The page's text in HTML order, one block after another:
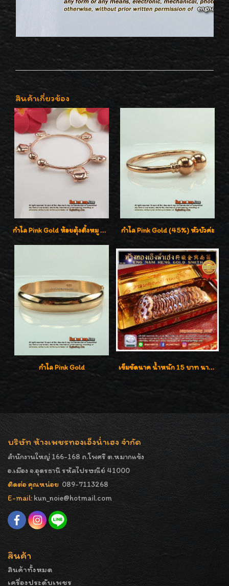
สินค้าเกี่ยวข้อง
กำไล Pink Gold ห้อยตุ้งติ้งหมู น่ารักมากๆๆค่ะ กำไล Pink Gold (45%) หัวบัวค่ะ
กำไล Pink Gold เข็มขัดนาค น้ำหนัก 15 บาท นาค 40% งานนาคโบราณแท้ๆ จากห้างใหญ่
บริษัท ห้างเพชรทองเอ็งน่ำเฮง จำกัด
สำนักงานใหญ่ 166-168 ถ.โพศรี ต.หมากแข้ง
อ.เมือง จ.อุดรธานี รหัสไปรษณีย์ 41000
ติดต่อ คุณหน่อย 089-7113268
E-mail: kun_noie@hotmail.com
สินค้า
สินค้าทั้งหมด
เครื่องประดับเพชร